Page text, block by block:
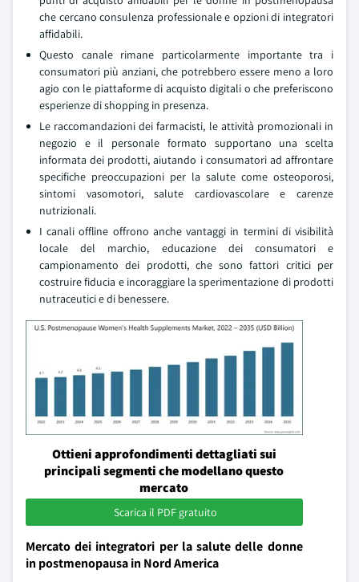
che cercano consulenza professionale e opzioni di integratori
affidabili.
Questo canale rimane particolarmente importante tra i
consumatori più anziani, che potrebbero essere meno a loro
agio con le piattaforme di acquisto digitali o che preferiscono
esperienze di shopping in presenza.
Le raccomandazioni dei farmacisti, le attività promozionali in
negozio e il personale formato supportano una scelta
informata dei prodotti, aiutando i consumatori ad affrontare
specifiche preoccupazioni per la salute come osteoporosi,
sintomi vasomotori, salute cardiovascolare e carenze
nutrizionali.
I canali offline offrono anche vantaggi in termini di visibilità
locale del marchio, educazione dei consumatori e
campionamento dei prodotti, che sono fattori critici per
costruire fiducia e incoraggiare la sperimentazione di prodotti
nutraceutici e di benessere.
Ottieni approfondimenti dettagliati sui
principali segmenti che modellano questo
mercato
Scarica il PDF gratuito
Mercato dei integratori per la salute delle donne
in postmenopausa in Nord America